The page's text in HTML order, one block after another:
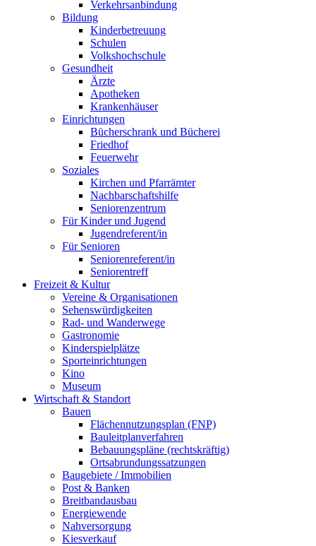
Verkehrsanbindung
Bildung
Kinderbetreuung
Schulen
Volkshochschule
Gesundheit
Ärzte
Apotheken
Krankenhäuser
Einrichtungen
Bücherschrank und Bücherei
Friedhof
Feuerwehr
Soziales
Kirchen und Pfarrämter
Nachbarschaftshilfe
Seniorenzentrum
Für Kinder und Jugend
Jugendreferent/in
Für Senioren
Seniorenreferent/in
Seniorentreff
Freizeit & Kultur
Vereine & Organisationen
Sehenswürdigkeiten
Rad- und Wanderwege
Gastronomie
Kinderspielplätze
Sporteinrichtungen
Kino
Museum
Wirtschaft & Standort
Bauen
Flächennutzungsplan (FNP)
Bauleitplanverfahren
Bebauungspläne (rechtskräftig)
Ortsabrundungssatzungen
Baugebiete / Immobilien
Post & Banken
Breitbandausbau
Energiewende
Nahversorgung
Kiesverkauf